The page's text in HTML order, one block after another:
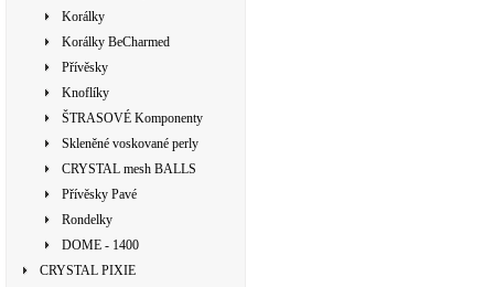
Korálky
Korálky BeCharmed
Přívěsky
Knoflíky
ŠTRASOVÉ Komponenty
Skleněné voskované perly
CRYSTAL mesh BALLS
Přívěsky Pavé
Rondelky
DOME - 1400
CRYSTAL PIXIE